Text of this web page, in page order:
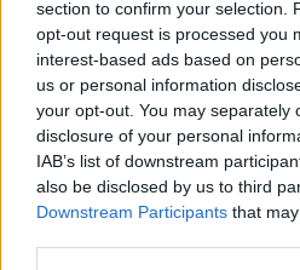
section to confirm your selection.
opt-out request is processed you
interest-based ads based on
us or personal information
your opt-out. You may separately
disclosure of your personal
IAB’s list of downstream
also be disclosed by us to third
Downstream Participants that
Καθοριστικός ο ρόλος της
Ελλάδας στη διαμόρφωση
ευρωπαϊκής πολιτικής για τη
Συρία - Γράφει ο Δρ.
Κωνσταντίνος Μπαλωμένος